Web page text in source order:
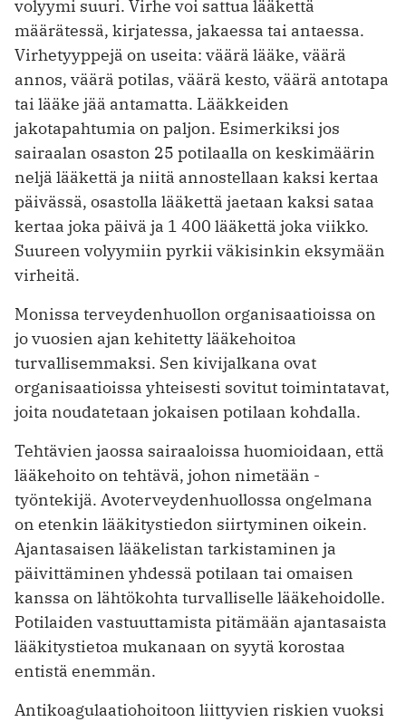
volyymi suuri. Virhe voi sattua lääkettä
määrätessä, kirjatessa, jakaessa tai antaessa.
Virhetyyppejä on useita: väärä lääke, väärä
annos, väärä potilas, väärä kesto, väärä antotapa
tai lääke jää antamatta. Lääkkeiden
jakotapahtumia on paljon. Esimerkiksi jos
sairaalan osaston 25 potilaalla on keskimäärin
neljä lääkettä ja niitä annostellaan kaksi kertaa
päivässä, osastolla lääkettä jaetaan kaksi sataa
kertaa joka päivä ja 1 400 lääkettä joka viikko.
Suureen volyymiin pyrkii väkisinkin eksymään
virheitä.
Monissa terveydenhuollon organisaatioissa on
jo vuosien ajan kehitetty lääkehoitoa
turvallisemmaksi. Sen kivijalkana ovat
organisaa­tioissa yhteisesti sovitut toimintatavat,
joita noudatetaan jokaisen potilaan kohdalla.
Tehtävien jaossa sairaaloissa huomioidaan, että
lääkehoito on tehtävä, johon nimetään ­
työntekijä. Avoterveydenhuollossa ongelmana
on etenkin lääkitystiedon siirtyminen oikein.
Ajantasaisen lääkelistan tarkistaminen ja
päivittäminen yhdessä potilaan tai omaisen
kanssa on lähtökohta turvalliselle lääkehoidolle.
Potilaiden vastuuttamista pitämään ajantasaista
lääkitystietoa mukanaan on syytä korostaa
entistä enemmän.
Antikoagulaatiohoitoon liittyvien riskien vuoksi